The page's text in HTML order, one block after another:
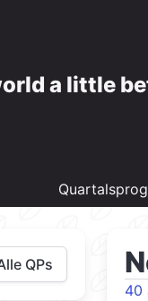
a little
QPs
40